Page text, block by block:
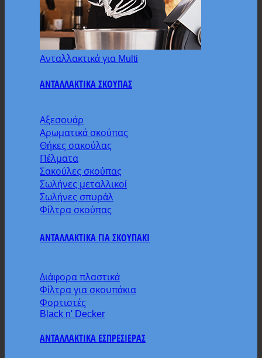
Ανταλλακτικά για Multi
ΑΝΤΑΛΛΑΚΤΙΚΑ ΣΚΟΥΠΑΣ
Αξεσουάρ
Αρωματικά σκούπας
Θήκες σακούλας
Πέλματα
Σακούλες σκούπας
Σωλήνες μεταλλικοί
Σωλήνες σπυράλ
Φίλτρα σκούπας
ΑΝΤΑΛΛΑΚΤΙΚΑ ΓΙΑ ΣΚΟΥΠΑΚΙ
Διάφορα πλαστικά
Φίλτρα για σκουπάκια
Φορτιστές
Black n' Decker
ΑΝΤΑΛΛΑΚΤΙΚΑ ΕΣΠΡΕΣΙΕΡΑΣ